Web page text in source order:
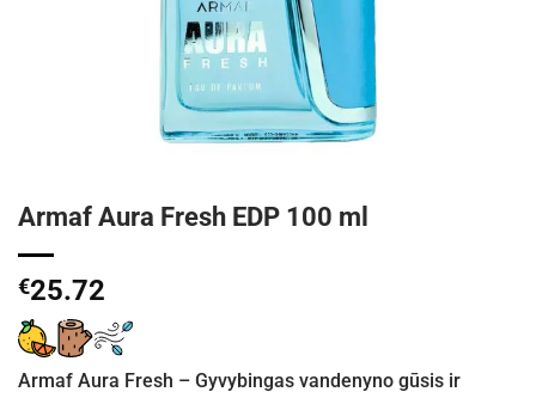
Armaf Aura Fresh EDP 100 ml
€25.72
Armaf Aura Fresh – Gyvybingas vandenyno gūsis ir